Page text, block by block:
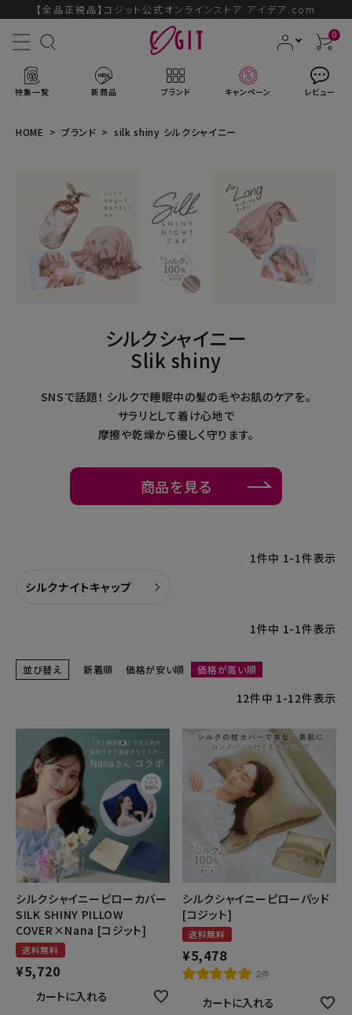
【全品正規品】コジット公式オンラインストア アイデア.com
0
特集一覧 新商品 ブランド キャンペーン レビュー
ACCOUNT MENU
ようこそ ゲスト 様
ログイン 会員登録
ボディメイクグッズ
アウトドア・トラベル
カテゴリ一覧
お悩み解決コラム
INFORMATION
ご利用ガイド
プライバシーポリシー
特定商取引法について
HOME ブランド silk shiny シルクシャイニー
シルクシャイニー
Slik shiny
SNSで話題！ シルクで睡眠中の髪の毛やお肌のケアを。
サラリとして着け心地で
摩擦や乾燥から優しく守ります。
商品を見る
1件中 1-1件表示
シルクナイトキャップ
1件中 1-1件表示
並び替え 新着順 価格が安い順 価格が高い順
12件中 1-12件表示
シルクシャイニーピローカバー
SILK SHINY PILLOW
COVER×Nana [コジット]
送料無料
¥5,720
カートに入れる
シルクシャイニーピローパッド
[コジット]
送料無料
¥5,478
2件
カートに入れる